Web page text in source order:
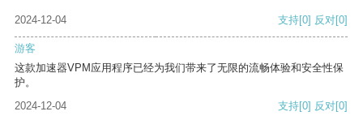
2024-12-04 支持[0] 反对[0]
游客
这款加速器VPM应用程序已经为我们带来了无限的流畅体验和安全性保
护。
2024-12-04
支持[0] 反对[0]